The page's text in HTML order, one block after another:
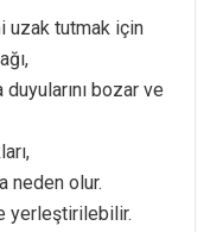
uzak tutmak için
bozar ve
neden olur.
yerleştirilebilir.